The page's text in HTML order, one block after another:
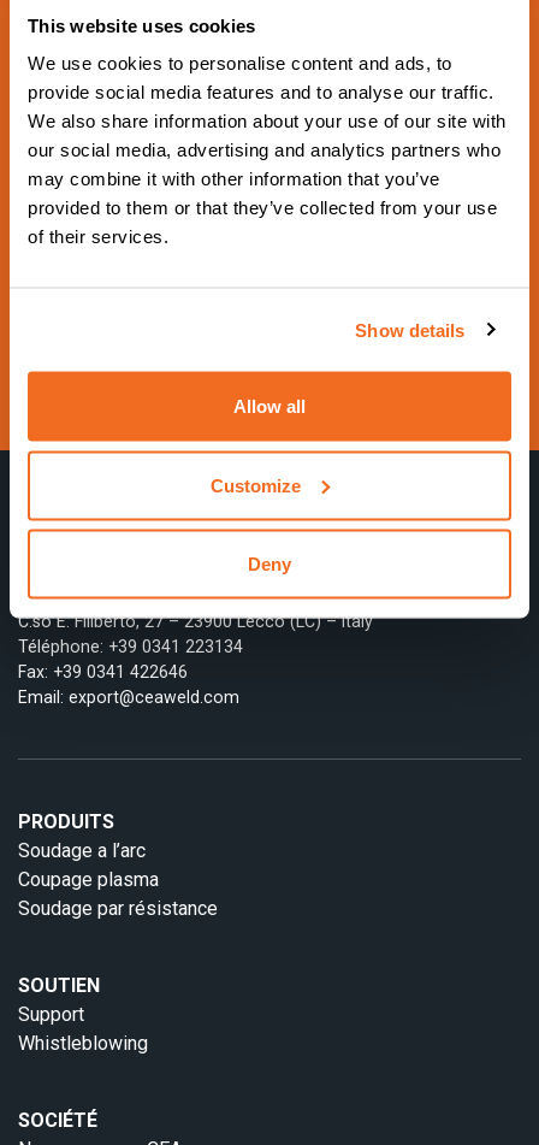
This website uses cookies
We use cookies to personalise content and ads, to
provide social media features and to analyse our traffic.
We also share information about your use of our site with
our social media, advertising and analytics partners who
may combine it with other information that you’ve
provided to them or that they’ve collected from your use
of their services.
Show details
Allow all
Customize
Deny
PROCHAIN ÉVÉNEMENT PROGRAMMÉ
Schweissen & Schneiden
2029
De 17 Septembre 2029 à 21 Septembre 2029 - Hall
5 Booth 5G18 -
https://www.schweissen-schneiden.com/joining-c
Contactez-nous
CEA Costruzioni Elettromeccaniche Annettoni S.p.A.
Numéro de TVA 00444640130
C.so E. Filiberto, 27 – 23900 Lecco (LC) – Italy
Téléphone: +39 0341 223134
Fax: +39 0341 422646
Email: export@ceaweld.com
PRODUITS
Soudage a l’arc
Coupage plasma
Soudage par résistance
SOUTIEN
Support
Whistleblowing
SOCIÉTÉ